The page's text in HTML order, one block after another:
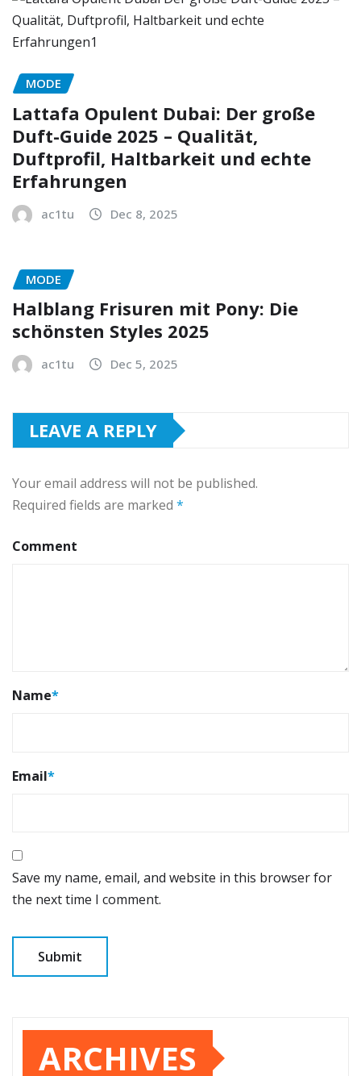
MODE
Lattafa Opulent Dubai: Der große
Duft-Guide 2025 – Qualität,
Duftprofil, Haltbarkeit und echte
Erfahrungen
ac1tu Dec 8, 2025
MODE
Halblang Frisuren mit Pony: Die
schönsten Styles 2025
ac1tu Dec 5, 2025
LEAVE A REPLY
Your email address will not be published.
Required fields are marked *
Comment
Name*
Email*
Save my name, email, and website in this browser for
the next time I comment.
ARCHIVES